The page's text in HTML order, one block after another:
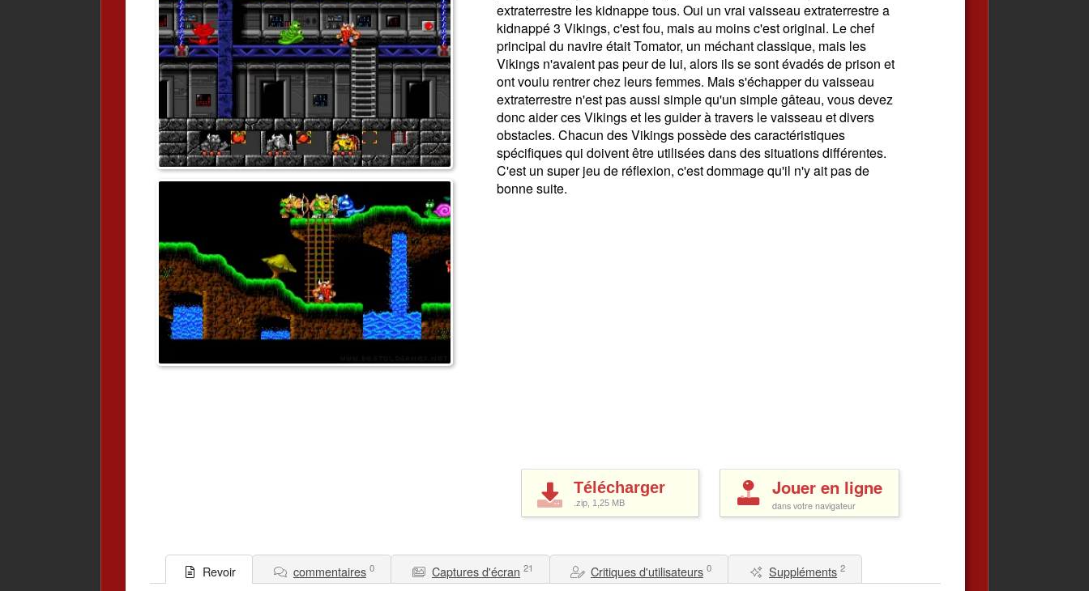
extraterrestre les kidnappe tous. Oui un vrai vaisseau extraterrestre a
kidnappé 3 Vikings, c'est fou, mais au moins c'est original. Le chef
principal du navire était Tomator, un méchant classique, mais les
Vikings n'avaient pas peur de lui, alors ils se sont évadés de prison et
ont voulu rentrer chez leurs femmes. Mais s'échapper du vaisseau
extraterrestre n'est pas aussi simple qu'un simple gâteau, vous devez
donc aider ces Vikings et les guider à travers le vaisseau et divers
obstacles. Chacun des Vikings possède des caractéristiques
spécifiques qui doivent être utilisées dans des situations différentes.
C'est un super jeu de réflexion, c'est dommage qu'il n'y ait pas de
bonne suite.
Télécharger
.zip, 1,25 MB
Jouer en ligne
dans votre navigateur
Revoir commentaires 0 Captures d'écran 21 Critiques d'utilisateurs 0 Suppléments 2